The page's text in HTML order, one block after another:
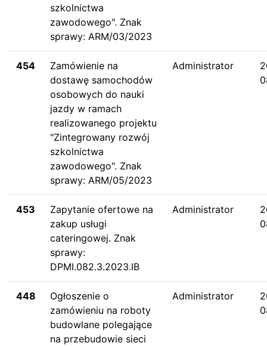
szkolnictwa
zawodowego". Znak
sprawy: ARM/03/2023
454
Zamówienie na
dostawę samochodów
osobowych do nauki
jazdy w ramach
realizowanego projektu
"Zintegrowany rozwój
szkolnictwa
zawodowego". Znak
sprawy: ARM/05/2023
Administrator
453
Zapytanie ofertowe na
zakup usługi
cateringowej. Znak
sprawy:
DPMI.082.3.2023.IB
Administrator
448
Ogłoszenie o
zamówieniu na roboty
budowlane polegające
na przebudowie sieci
Administrator